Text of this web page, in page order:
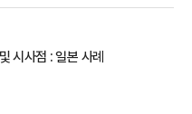
험업 중심으로
거리는 이들의 은퇴준비를
사에 의하면 20·30대 중
생각해 본 적이 없는 것으로
지
논의와 해외 재보험 사례를
략을 제안하였다. 국내
, 첫 번째는 재보험 허브를
쟁우위를 확보하는 것이다.
시사점 : 일본 사례